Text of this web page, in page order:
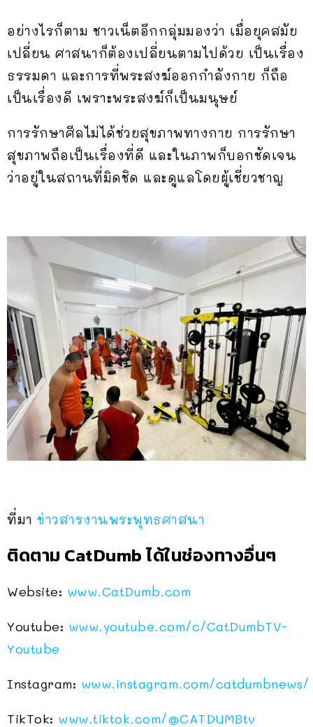
อย่างไรก็ตาม ชาวเน็ตอีกกลุ่มมองว่า เมื่อยุคสมัย
เปลี่ยน ศาสนาก็ต้องเปลี่ยนตามไปด้วย เป็นเรื่อง
ธรรมดา และการที่พระสงฆ์ออกกำลังกาย ก็ถือ
เป็นเรื่องดี เพราะพระสงฆ์ก็เป็นมนุษย์
การรักษาศีลไม่ได้ช่วยสุขภาพทางกาย การรักษา
สุขภาพถือเป็นเรื่องที่ดี และในภาพก็บอกชัดเจน
ว่าอยู่ในสถานที่มิดชิด และดูแลโดยผู้เชี่ยวชาญ
ที่มา ข่าวสารงานพระพุทธศาสนา
ติดตาม CatDumb ได้ในช่องทางอื่นๆ
Website: www.CatDumb.com
Youtube: www.youtube.com/c/CatDumbTV-
Youtube
Instagram: www.instagram.com/catdumbnews/
TikTok: www.tiktok.com/@CATDUMBtv